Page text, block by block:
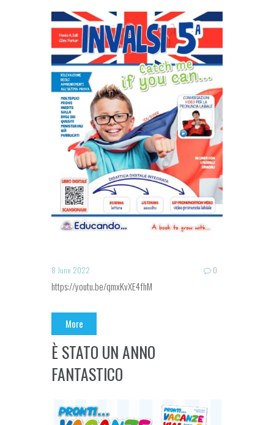
8 June 2022 0
https://youtu.be/qmxKvXE4fhM
More
È STATO UN ANNO
FANTASTICO